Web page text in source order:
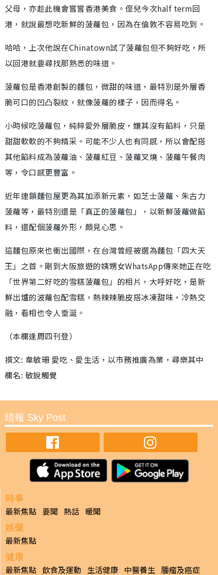
父母，亦趁此機會嘗嘗香港美食。侄兒今次half term回
港，就說最想吃新鮮的菠蘿包，因為在倫敦不容易吃到。
哈哈，上次他說在Chinatown試了菠蘿包但不夠好吃，所
以回港就要尋找那熟悉的味道。
菠蘿包是香港創製的麵包，微甜的味道，最特別是外層香
脆可口的凹凸裂紋，就像菠蘿的樣子，因而得名。
小時候吃菠蘿包，純粹愛外層脆皮，嫌其沒有餡料，只是
甜甜軟軟的不夠精采。可能不少人也有同感，所以會配搭
其他餡料成為菠蘿油、菠蘿紅豆、菠蘿叉燒、菠蘿午餐肉
等，令口感更豐富。
近年連鎖麵包屋更為其加添新元素，如芝士菠蘿、朱古力
菠蘿等，最特別還是「真正的菠蘿包」，以新鮮菠蘿做餡
料，還配個菠蘿外形，頗見心思。
這麵包原來也衝出國際，在台灣曾經被選為麵包「四大天
王」之首。剛到大阪旅遊的姨甥女WhatsApp傳來她正在吃
「世界第二好吃的雪糕菠蘿包」的相片，大呼好吃，是新
鮮出爐的波蘿包配雪糕，熱辣辣脆皮搭冰凍甜味，冷熱交
融，看相也令人垂涎。
（本欄逢周四刊登）
撰文: 韋敏珊 愛吃、愛生活，以市務推廣為業，尋樂其中
欄名: 敏銳觸覺
晴報 Sky Post
時事
最新焦點 要聞 熱話 暖聞
娛樂
最新焦點
健康
最新焦點 飲食及運動 生活健康 中醫養生 腫瘤及癌症